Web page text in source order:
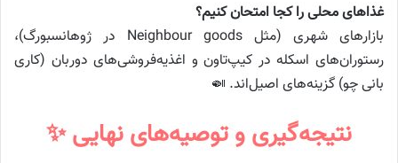
غذاهای محلی را کجا امتحان کنیم؟
بازارهای شهری (مثل Neighbour goods در ژوهانسبورگ)،
رستوران‌های اسکله در کیپ‌تاون و اغذیه‌فروشی‌های دوربان (کاری
بانی چو) گزینه‌های اصیل‌اند. 🍛
نتیجه‌گیری و توصیه‌های نهایی ✨